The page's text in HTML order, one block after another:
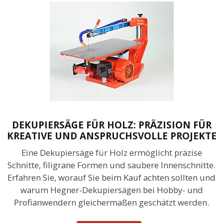
DEKUPIERSÄGE FÜR HOLZ: PRÄZISION FÜR
KREATIVE UND ANSPRUCHSVOLLE PROJEKTE
Eine Dekupiersäge für Holz ermöglicht präzise
Schnitte, filigrane Formen und saubere Innenschnitte.
Erfahren Sie, worauf Sie beim Kauf achten sollten und
warum Hegner-Dekupiersägen bei Hobby- und
Profianwendern gleichermaßen geschätzt werden.